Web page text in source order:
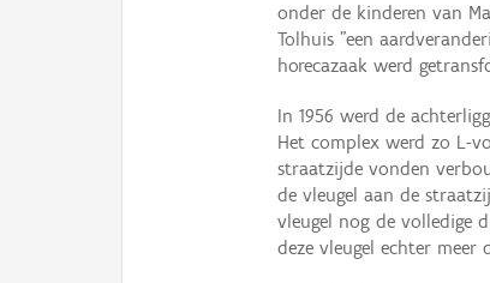
onder de kinderen van
Tolhuis ”een
horecazaak werd
In 1956 werd de
Het complex werd zo L-
straatzijde vonden
de vleugel aan de
vleugel nog de volledige
deze vleugel echter